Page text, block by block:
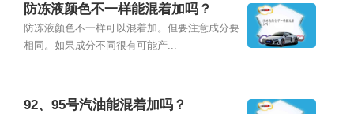
防冻液颜色不一样能混着加吗？
防冻液颜色不一样可以混着加。但要注意成分要
相同。如果成分不同很有可能产...
92、95号汽油能混着加吗？